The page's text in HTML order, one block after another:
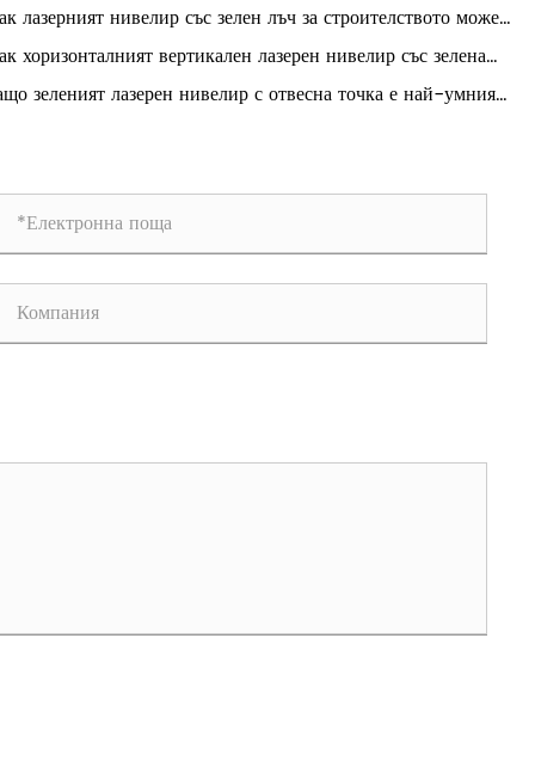
лазерният нивелир със зелен лъч за строителството може
подобри точността и ефективността на съвременните
места
хоризонталният вертикален лазерен нивелир със зелена
линия може да подобри точността в модерното
и проекти „Направи си сам“
зеленият лазерен нивелир с отвесна точка е най-умният